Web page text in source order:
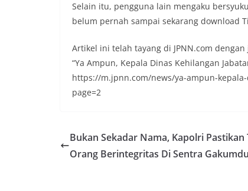
Selain itu, pengguna lain mengaku
belum pernah sampai sekarang download
Artikel ini telah tayang di JPNN.com
“Ya Ampun, Kepala Dinas Kehilangan
https://m.jpnn.com/news/ya-ampun-
page=2
Bukan Sekadar Nama, Kapolri Pastikan
Orang Berintegritas Di Sentra Gakumdu